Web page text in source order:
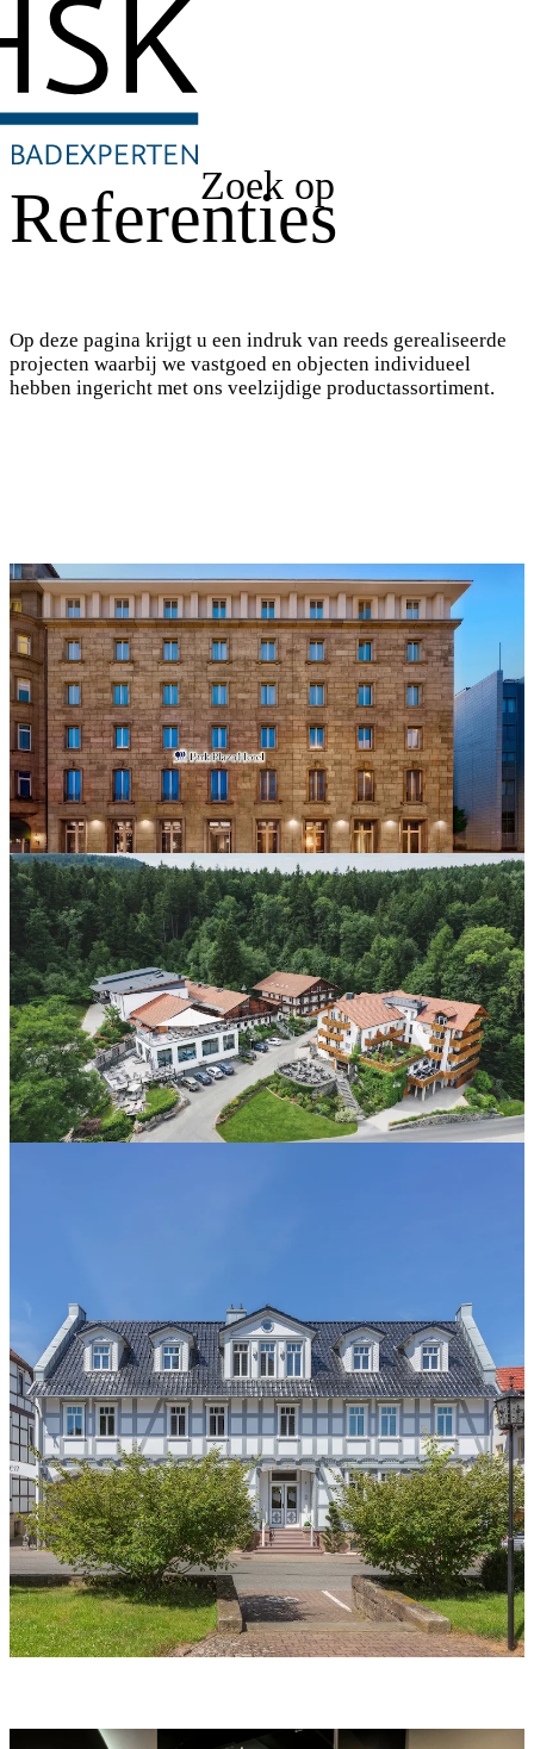
Zoek op
Referenties
Op deze pagina krijgt u een indruk van reeds gerealiseerde
projecten waarbij we vastgoed en objecten individueel
hebben ingericht met ons veelzijdige productassortiment.